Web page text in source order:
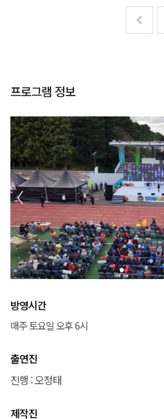
프로그램 정보
방영시간
매주 토요일 오후 6시
출연진
진행 : 오정태
제작진